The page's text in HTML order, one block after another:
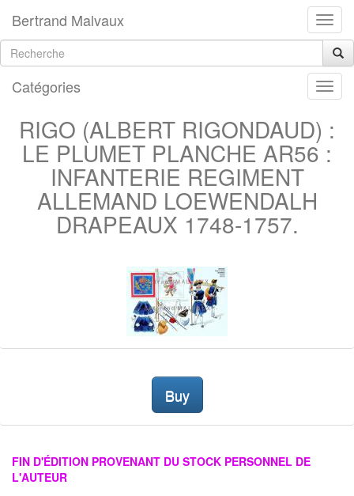
Bertrand Malvaux
Catégories
RIGO (ALBERT RIGONDAUD) :
LE PLUMET PLANCHE AR56 :
INFANTERIE REGIMENT
ALLEMAND LOEWENDALH
DRAPEAUX 1748-1757.
Buy
FIN D'ÉDITION PROVENANT DU STOCK PERSONNEL DE
L'AUTEUR